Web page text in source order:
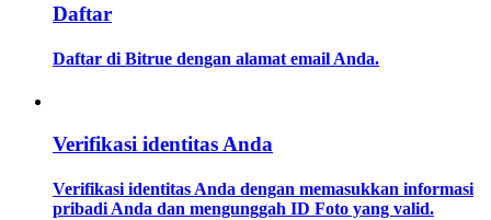
Memandu
Daftar
Daftar di Bitrue dengan alamat email Anda.
Verifikasi identitas Anda
Verifikasi identitas Anda dengan memasukkan informasi
pribadi Anda dan mengunggah ID Foto yang valid.